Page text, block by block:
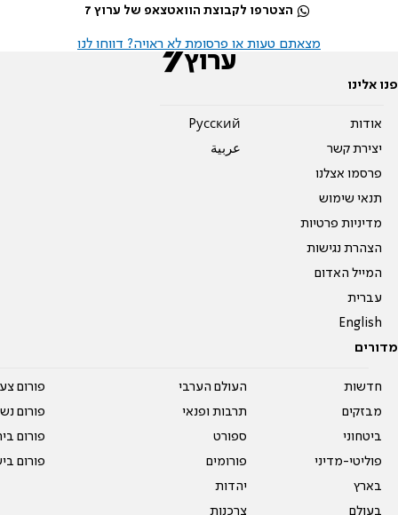
הצטרפו לקבוצת הוואטצאפ של ערוץ 7
מצאתם טעות או פרסומת לא ראויה? דווחו לנו
פנו אלינו
אודות
יצירת קשר
פרסמו אצלנו
תנאי שימוש
מדיניות פרטיות
הצהרת נגישות
המייל האדום
עברית
English
Pусский
عربية
מדורים
חדשות
מבזקים
ביטחוני
פוליטי-מדיני
בארץ
בעולם
העולם הערבי
תרבות ופנאי
ספורט
פורומים
יהדות
צרכנות
פורום
פורום
פורום
פורום